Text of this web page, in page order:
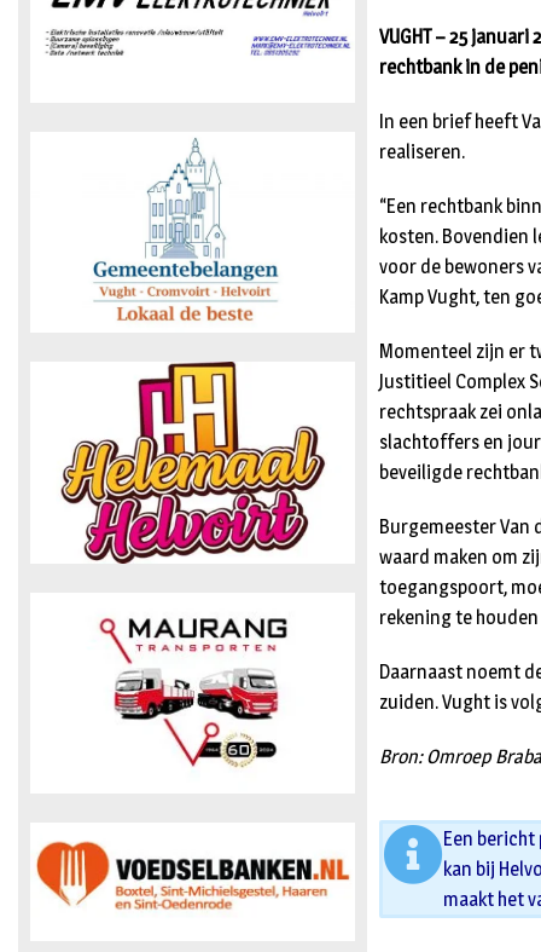
VUGHT – 25
rechtbank in de
In een brief heeft
realiseren.
“Een rechtbank
kosten. Bovendien
voor de bewoners
Kamp Vught, ten
Momenteel zijn er
Justitieel Complex
rechtspraak zei
slachtoffers en
beveiligde
Burgemeester Van
waard maken om
toegangspoort,
rekening te
Daarnaast noemt
zuiden. Vught is
Bron: Omroep
Een
kan bij
maakt het